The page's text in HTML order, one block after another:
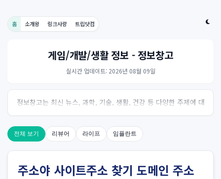
홈 소개왕 링크사랑 트립닷컴
게임/개발/생활 정보 - 정보창고
실시간 업데이트: 2026년 08월 09일
정보창고는 최신 뉴스, 과학, 기술, 생활, 건강 등 다양한 주제에 대
한 신뢰성 있는 정보를 제공하는 온라인 자료실입니다.
전체 보기 리뷰어 라이프 임플란트
주소야 사이트주소 찾기 도메인 주소